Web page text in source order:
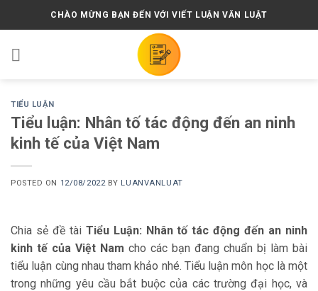
CHÀO MỪNG BẠN ĐẾN VỚI VIẾT LUẬN VĂN LUẬT
TIỂU LUẬN
Tiểu luận: Nhân tố tác động đến an ninh
kinh tế của Việt Nam
POSTED ON 12/08/2022 BY LUANVANLUAT
Chia sẻ đề tài Tiểu Luận: Nhân tố tác động đến an ninh
kinh tế của Việt Nam cho các bạn đang chuẩn bị làm bài
tiểu luận cùng nhau tham khảo nhé. Tiểu luận môn học là một
trong những yêu cầu bắt buộc của các trường đại học, và